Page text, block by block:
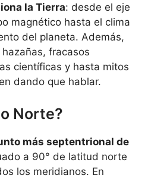
la Tierra: desde el eje
magnético hasta el clima
del planeta. Además,
fracasos
científicas y hasta mitos
dando que hablar.
Norte?
más septentrional de
a 90° de latitud norte
los meridianos. En